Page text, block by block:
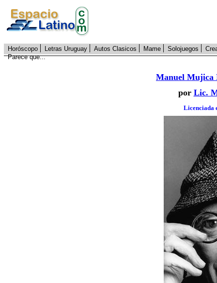
Horóscopo Letras Uruguay Autos Clasicos Mame Solojuegos
Parece que...
Manuel Mujica
por Lic.
Licenciada